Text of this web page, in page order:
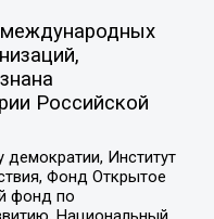
Российской
Институт
Фонд Открытое
фонд по